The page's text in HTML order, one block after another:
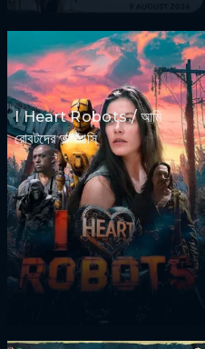
I Heart Robots / আমি
রোবটদের ভালবাসি